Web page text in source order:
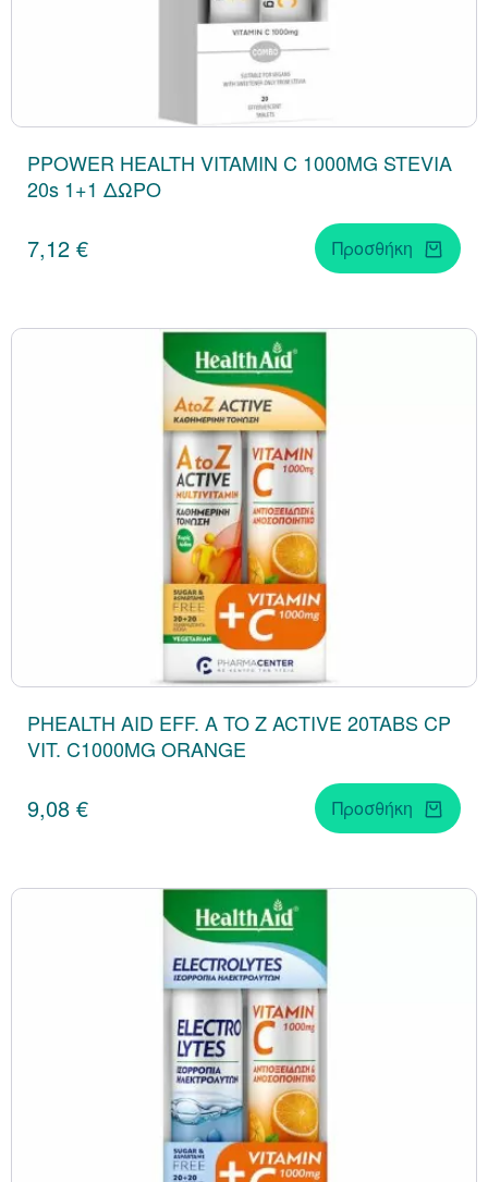
PPOWER HEALTH VITAMIN C 1000MG STEVIA
20s 1+1 ΔΩΡΟ
7,12 € Προσθήκη
PHEALTH AID EFF. A TO Z ACTIVE 20TABS CP
VIT. C1000MG ORANGE
9,08 € Προσθήκη